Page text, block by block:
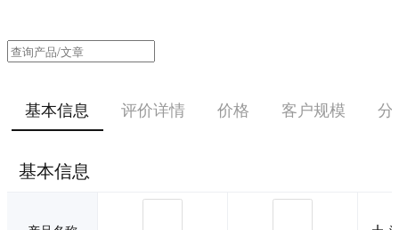
基本信息 评价详情 价格 客户规模 分
基本信息